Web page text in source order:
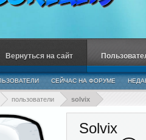
пользователи solvix
Solvix
Вернуться на сайт
СЕЙЧАС НА ФОРУМЕ